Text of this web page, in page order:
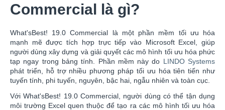
Commercial là gì?
What'sBest! 19.0 Commercial là một phần mềm tối ưu hóa
mạnh mẽ được tích hợp trực tiếp vào Microsoft Excel, giúp
người dùng xây dựng và giải quyết các mô hình tối ưu hóa phức
tạp ngay trong bảng tính. Phần mềm này do LINDO Systems
phát triển, hỗ trợ nhiều phương pháp tối ưu hóa tiên tiến như
tuyến tính, phi tuyến, nguyên, bậc hai, ngẫu nhiên và toàn cục.
Với What'sBest! 19.0 Commercial, người dùng có thể tận dụng
môi trường Excel quen thuộc để tạo ra các mô hình tối ưu hóa